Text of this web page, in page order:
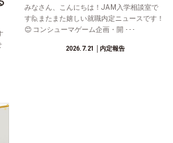
みなさん、こんにちは！JAM入学相談室で
す🙋またまた嬉しい就職内定ニュースです！
😊 コンシューマゲーム企画・開 ･･･
2026.7.21 │内定報告